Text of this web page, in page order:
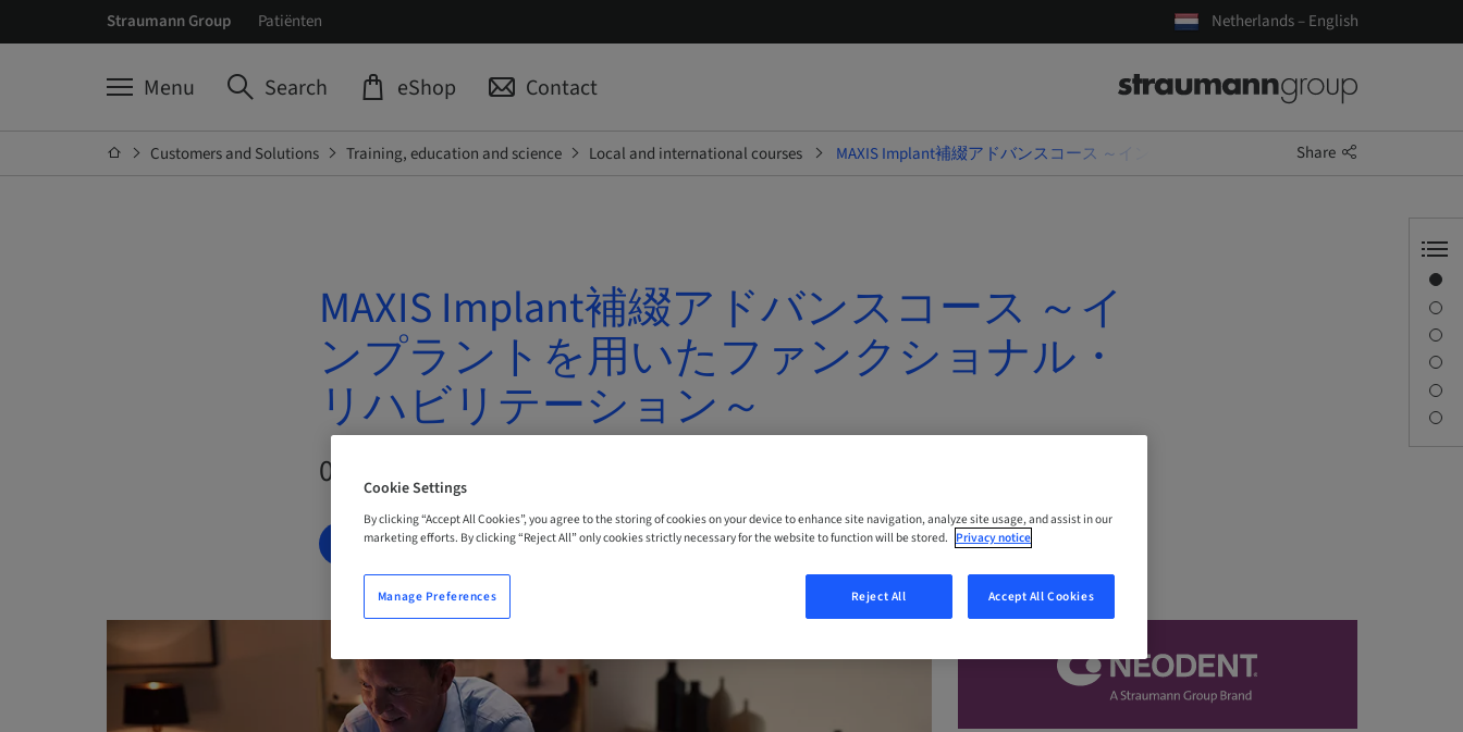
Straumann Group Patiënten Netherlands – English
Menu Search eShop Contact
Customers and Solutions Training, education and science Local and international courses MAXIS Implant補綴アドバンスコース ～インプラントを用いたファンクショナル・リ
Share
MAXIS Implant補綴アドバンスコース ～イ
ンプラントを用いたファンクショナル・
リハビリテーション～
05. Sep 2026 – 04. Oct 2026 | さいたま市, Japan
BOOK NOW
Cookie Settings
By clicking “Accept All Cookies”, you agree to the storing of cookies on your device to enhance site navigation, analyze site usage, and assist in our
marketing efforts. By clicking “Reject All” only cookies strictly necessary for the website to function will be stored. Privacy notice
Reject All Accept All Cookies
Manage Preferences